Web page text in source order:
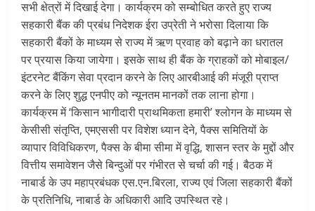
सभी क्षेत्रों में दिखाई देगा। कार्यक्रम को सम्बोधित करते हुए राज्य
सहकारी बैंक की प्रबंध निदेशक ईरा उप्रेती ने भरोसा दिलाया कि
सहकारी बैंकों के माध्यम से राज्य में ऋण प्रवाह को बढ़ाने का धरातल
पर प्रयास किया जायेगा। इसके साथ ही बैंक के ग्राहकों को मोबाइल/
इंटरनेट बैंकिंग सेवा प्रदान करने के लिए आरबीआई की मंजूरी प्राप्त
करने के लिए शुद्ध एनपीए को न्यूनतम मानकों तक लाना होगा।
कार्यक्रम में ‘किसान भागीदारी प्राथमिकता हमारी’ श्लोगन के माध्यम से
केसीसी संतृप्ति, एमएससी पर विशेश ध्यान देने, पैक्स समितियों के
व्यापार विविधिकरण, पैक्स के बीमा सीमा में वृद्धि, शासन स्तर के मुद्दों और
वित्तीय समावेशन जैसे बिन्दुओं पर गंभीरत से चर्चा की गई। बैठक में
नाबार्ड के उप महाप्रबंधक एस.एन.बिरला, राज्य एवं जिला सहकारी बैंकों
के प्रतिनिधि, नाबार्ड के अधिकारी आदि उपस्थित रहे।